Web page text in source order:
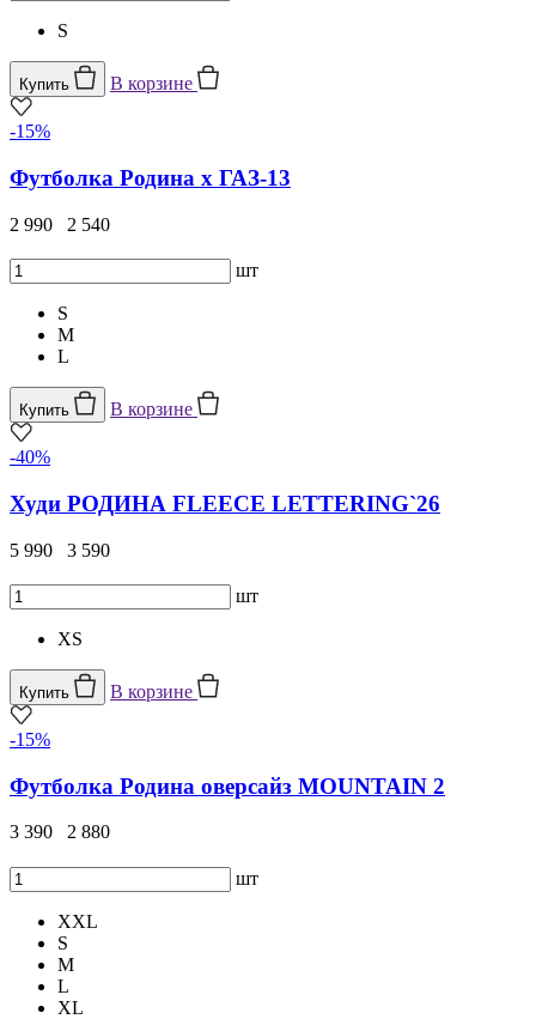
S
Купить В корзине
-15%
Футболка Родина x ГАЗ-13
2 990 2 540
шт
S
M
L
Купить В корзине
-40%
Худи РОДИНА FLEECE LETTERING`26
5 990 3 590
шт
XS
Купить В корзине
-15%
Футболка Родина оверсайз MOUNTAIN 2
3 390 2 880
шт
XXL
S
M
L
XL